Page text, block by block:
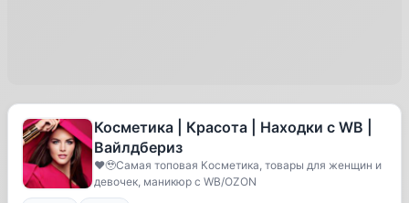
Косметика | Красота | Находки с WB |
Вайлдбериз
❤️🥹Самая топовая Косметика, товары для женщин и
девочек, маникюр с WB/OZON